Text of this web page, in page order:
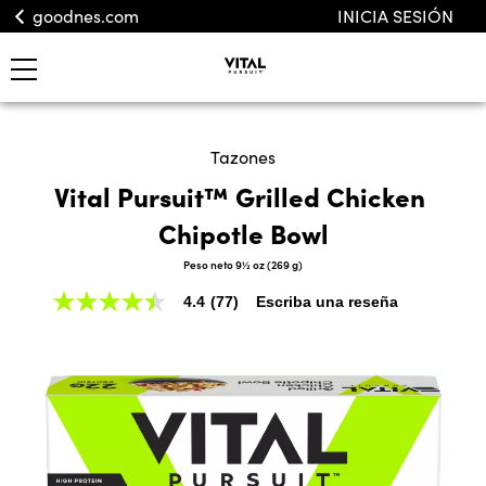
goodnes.com INICIA SESIÓN
Tazones
Vital Pursuit™ Grilled Chicken
Chipotle Bowl
Peso neto 9½ oz (269 g)
4.4
valor
medio
de
valoración.
Read
4.4 (77) Escriba una reseña